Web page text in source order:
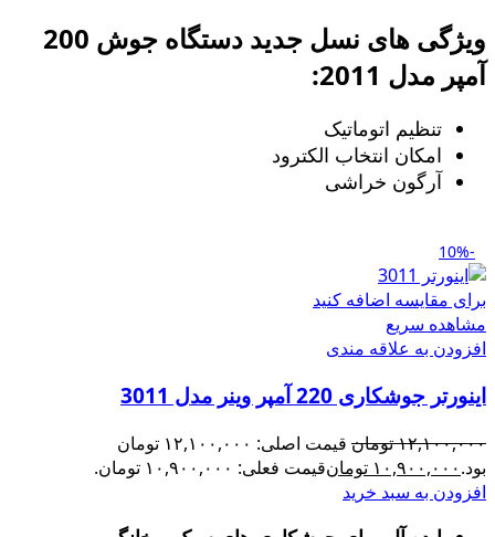
ویژگی های نسل جدید دستگاه جوش 200
آمپر مدل 2011:
تنظیم اتوماتیک
امکان انتخاب الکترود
آرگون خراشی
-10%
برای مقایسه اضافه کنید
مشاهده سریع
افزودن به علاقه مندی
اینورتر جوشکاری 220 آمپر وینر مدل 3011
۱۲,۱۰۰,۰۰۰تومان
قیمت اصلی: ۱۲,۱۰۰,۰۰۰ تومان
بود.۱۰,۹۰۰,۰۰۰ تومانقیمت فعلی: ۱۰,۹۰۰,۰۰۰ تومان.
افزودن به سبد خرید